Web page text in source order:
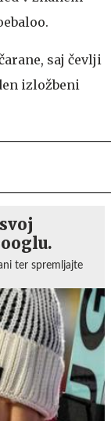
saj čevlji
izložbeni
ter spremljajte